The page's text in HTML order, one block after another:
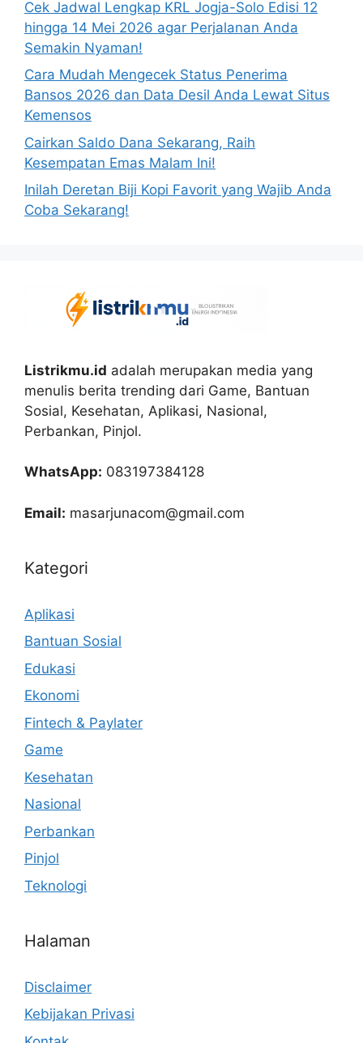
Cek Jadwal Lengkap KRL Jogja-Solo Edisi 12
hingga 14 Mei 2026 agar Perjalanan Anda
Semakin Nyaman!
Cara Mudah Mengecek Status Penerima
Bansos 2026 dan Data Desil Anda Lewat Situs
Kemensos
Cairkan Saldo Dana Sekarang, Raih
Kesempatan Emas Malam Ini!
Inilah Deretan Biji Kopi Favorit yang Wajib Anda
Coba Sekarang!
Listrikmu.id adalah merupakan media yang
menulis berita trending dari Game, Bantuan
Sosial, Kesehatan, Aplikasi, Nasional,
Perbankan, Pinjol.
WhatsApp: 083197384128
Email: masarjunacom@gmail.com
Kategori
Aplikasi
Bantuan Sosial
Edukasi
Ekonomi
Fintech & Paylater
Game
Kesehatan
Nasional
Perbankan
Pinjol
Teknologi
Halaman
Disclaimer
Kebijakan Privasi